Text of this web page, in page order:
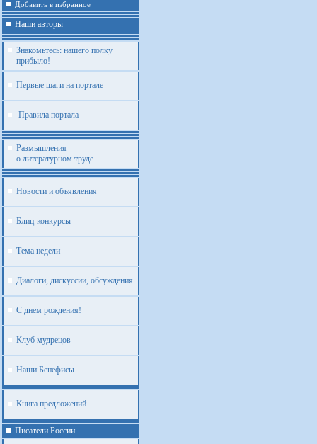
Добавить в избранное
Наши авторы
Знакомьтесь: нашего полку
прибыло!
Первые шаги на портале
Правила портала
Размышления
о литературном труде
Новости и объявления
Блиц-конкурсы
Тема недели
Диалоги, дискуссии, обсуждения
С днем рождения!
Клуб мудрецов
Наши Бенефисы
Книга предложений
Писатели России